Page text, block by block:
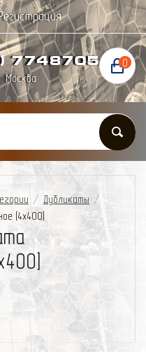
7748705
Москва
0
/ Дубликаты /
[4x400]